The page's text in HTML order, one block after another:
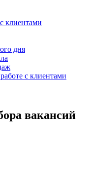
клиентами
дня
с клиентами
вакансий